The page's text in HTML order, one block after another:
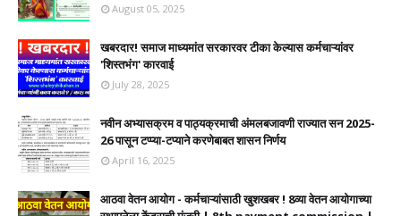
August 05, 2025
खबरदार! समाज माध्यमांत सरकारवर टीका केल्यास कर्मचाऱ्यांवर
'शिस्तभंग' कारवाई
July 28, 2025
नवीन अभ्यासक्रम व पाठ्यक्रमाची अंमलबजावणी राज्यात सन 2025-
26 पासून टप्प्या-टप्याने करणेबाबत शासन निर्णय
April 16, 2025
आठवा वेतन आयोग - कर्मचाऱ्यांसाठी खुशखबर ! 8व्या वेतन आयोगाच्या